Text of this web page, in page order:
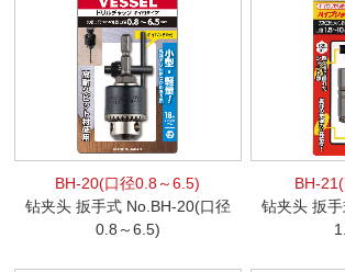
BH-20(口径0.8～6.5)
钻夹头 扳手式 No.BH-20(口径
0.8～6.5)
BH-
钻夹头 扳